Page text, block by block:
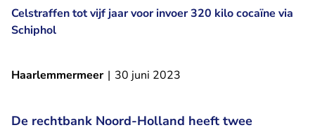
Celstraffen tot vijf jaar voor invoer 320 kilo cocaïne via
Schiphol
Haarlemmermeer | 30 juni 2023
De rechtbank Noord-Holland heeft twee